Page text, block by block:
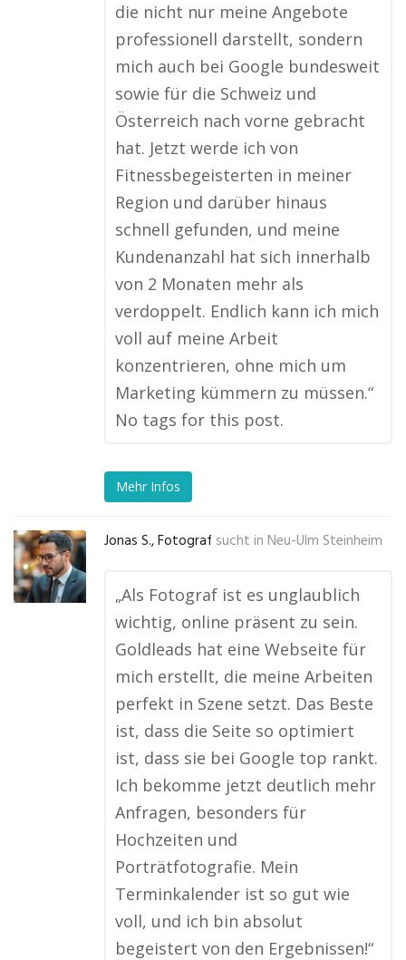
die nicht nur meine Angebote
professionell darstellt, sondern
mich auch bei Google bundesweit
sowie für die Schweiz und
Österreich nach vorne gebracht
hat. Jetzt werde ich von
Fitnessbegeisterten in meiner
Region und darüber hinaus
schnell gefunden, und meine
Kundenanzahl hat sich innerhalb
von 2 Monaten mehr als
verdoppelt. Endlich kann ich mich
voll auf meine Arbeit
konzentrieren, ohne mich um
Marketing kümmern zu müssen.“
No tags for this post.
Mehr Infos
Jonas S., Fotograf sucht in Neu-Ulm Steinheim
„Als Fotograf ist es unglaublich
wichtig, online präsent zu sein.
Goldleads hat eine Webseite für
mich erstellt, die meine Arbeiten
perfekt in Szene setzt. Das Beste
ist, dass die Seite so optimiert
ist, dass sie bei Google top rankt.
Ich bekomme jetzt deutlich mehr
Anfragen, besonders für
Hochzeiten und
Porträtfotografie. Mein
Terminkalender ist so gut wie
voll, und ich bin absolut
begeistert von den Ergebnissen!“